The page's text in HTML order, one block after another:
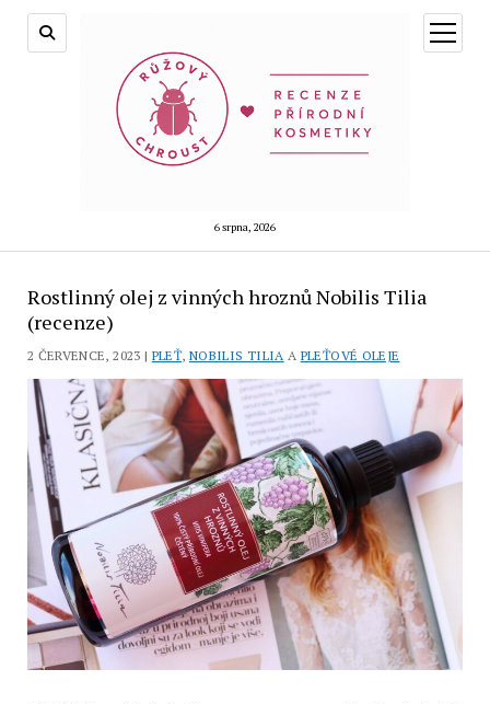
6 srpna, 2026
otevřít
menu
Rostlinný olej z vinných hroznů Nobilis Tilia
(recenze)
2 ČERVENCE, 2023 | PLEŤ, NOBILIS TILIA A PLEŤOVÉ OLEJE